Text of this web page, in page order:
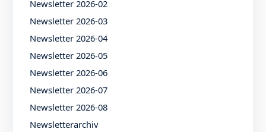
Newsletter 2026-02
Newsletter 2026-03
Newsletter 2026-04
Newsletter 2026-05
Newsletter 2026-06
Newsletter 2026-07
Newsletter 2026-08
Newsletterarchiv